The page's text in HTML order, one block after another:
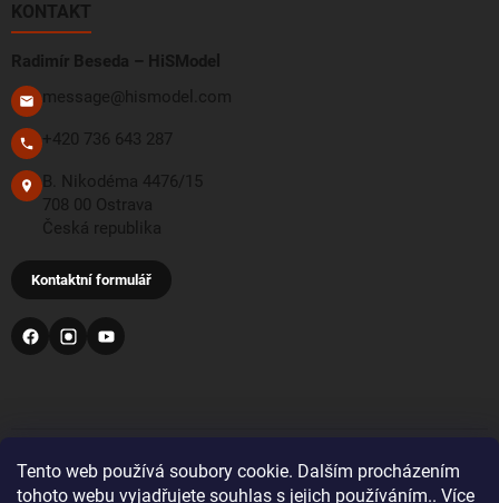
Tento web používá soubory cookie. Dalším procházením
tohoto webu vyjadřujete souhlas s jejich používáním.. Více
KONTAKT
Radimír Beseda – HiSModel
message@hismodel.com
+420 736 643 287
B. Nikodéma 4476/15
708 00 Ostrava
Česká republika
Kontaktní formulář
PŘIJÍMÁME TYTO PLATEBNÍ METODY